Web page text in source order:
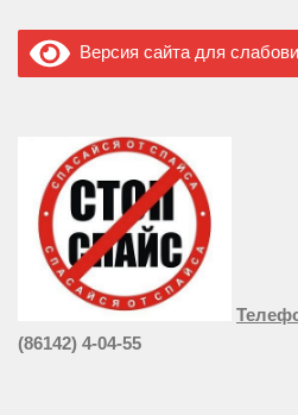
Версия сайта для
(86142) 4-04-55